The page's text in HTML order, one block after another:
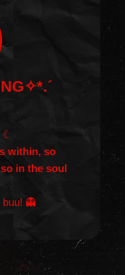
☾
within, so
in the soul
👻